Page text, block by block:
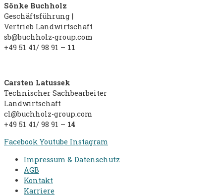
Sönke Buchholz
Geschäftsführung |
Vertrieb Landwirtschaft
sb@buchholz-group.com
+49 51 41/ 98 91 – 11
Carsten Latussek
Technischer Sachbearbeiter
Landwirtschaft
cl@buchholz-group.com
+49 51 41/ 98 91 – 14
Facebook Youtube Instagram
Impressum & Datenschutz
AGB
Kontakt
Karriere